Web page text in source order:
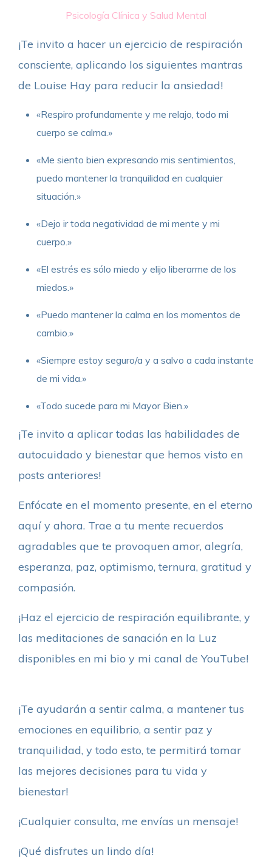
Psicología Clínica y Salud Mental
¡Te invito a hacer un ejercicio de respiración
consciente, aplicando los siguientes mantras
de Louise Hay para reducir la ansiedad!
«Respiro profundamente y me relajo, todo mi
cuerpo se calma.»
«Me siento bien expresando mis sentimientos,
puedo mantener la tranquilidad en cualquier
situación.»
«Dejo ir toda negatividad de mi mente y mi
cuerpo.»
«El estrés es sólo miedo y elijo liberarme de los
miedos.»
«Puedo mantener la calma en los momentos de
cambio.»
«Siempre estoy seguro/a y a salvo a cada instante
de mi vida.»
«Todo sucede para mi Mayor Bien.»
¡Te invito a aplicar todas las habilidades de
autocuidado y bienestar que hemos visto en
posts anteriores!
Enfócate en el momento presente, en el eterno
aquí y ahora. Trae a tu mente recuerdos
agradables que te provoquen amor, alegría,
esperanza, paz, optimismo, ternura, gratitud y
compasión.
¡Haz el ejercicio de respiración equilibrante, y
las meditaciones de sanación en la Luz
disponibles en mi bio y mi canal de YouTube!
¡Te ayudarán a sentir calma, a mantener tus
emociones en equilibrio, a sentir paz y
tranquilidad, y todo esto, te permitirá tomar
las mejores decisiones para tu vida y
bienestar!
¡Cualquier consulta, me envías un mensaje!
¡Qué disfrutes un lindo día!